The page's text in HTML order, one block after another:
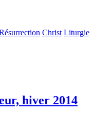
Christ Liturgie
hiver 2014